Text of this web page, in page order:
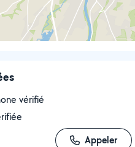
vérifié
Appeler